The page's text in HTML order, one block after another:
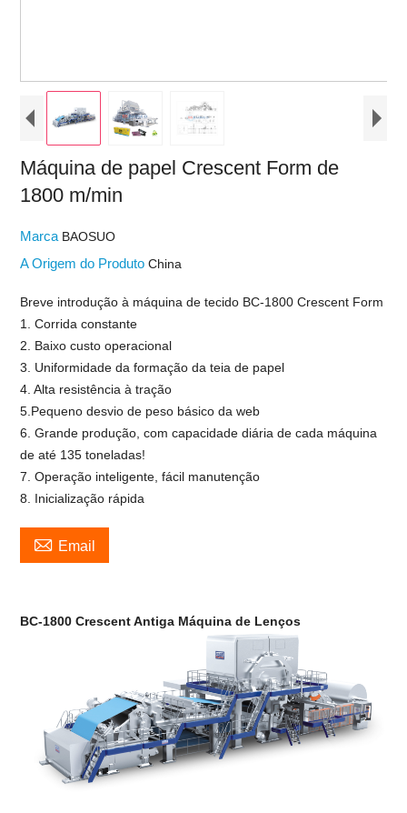
Máquina de papel Crescent Form de
1800 m/min
Marca BAOSUO
A Origem do ProdutoChina
Breve introdução à máquina de tecido BC-1800 Crescent Form
1. Corrida constante
2. Baixo custo operacional
3. Uniformidade da formação da teia de papel
4. Alta resistência à tração
5.Pequeno desvio de peso básico da web
6. Grande produção, com capacidade diária de cada máquina
de até 135 toneladas!
7. Operação inteligente, fácil manutenção
8. Inicialização rápida
 Email
BC-1800 Crescent Antiga Máquina de Lenços